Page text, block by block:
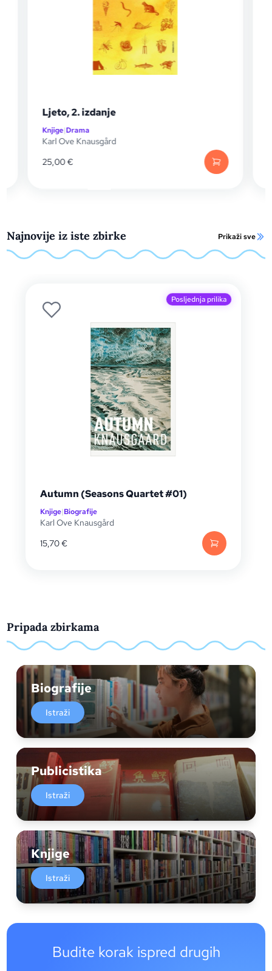
Vukovi iz šume vječnosti
Knjige
Karl Ove Knausgård
Najnovije iz iste zbirke Prikaži sve
Posljednja prilika
Autumn (Seasons Quartet #01)
Knjige|Biografije
Karl Ove Knausgård
15,70€
Pripada zbirkama
Biografije
Istraži
Publicistika
Istraži
Knjige
Istraži
Budite korak ispred drugih